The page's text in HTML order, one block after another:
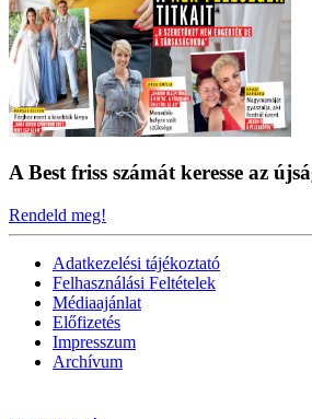
A Best friss számát keresse az
Rendeld meg!
Adatkezelési tájékoztató
Felhasználási Feltételek
Médiaajánlat
Előfizetés
Impresszum
Archívum